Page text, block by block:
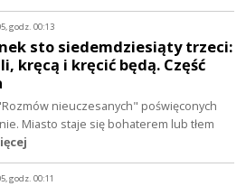
godz. 00:13
sto siedemdziesiąty trzeci:
kręcą i kręcić będą. Część
nieuczesanych" poświęconych
Miasto staje się bohaterem lub tłem
godz. 00:11